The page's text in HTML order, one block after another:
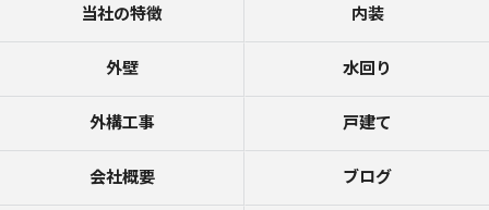
当社の特徴
内装
外壁
水回り
外構工事
戸建て
会社概要
ブログ